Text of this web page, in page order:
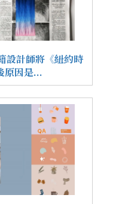
設計師將《紐約時
原因是...